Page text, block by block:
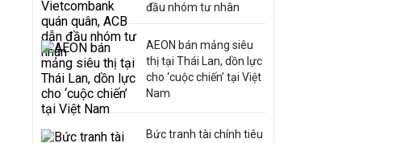
đầu nhóm tư nhân
AEON bán mảng siêu
thị tại Thái Lan, dồn lực
cho ‘cuộc chiến’ tại Việt
Nam
Bức tranh tài chính tiêu